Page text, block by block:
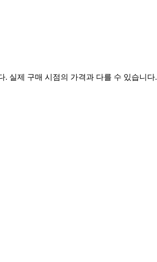
실제 구매 시점의 가격과 다를 수 있습니다.